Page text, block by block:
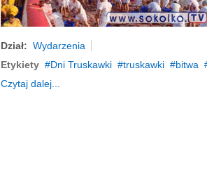
Dział: Wydarzenia
Etykiety
Dni Truskawki truskawki bitwa
Czytaj dalej...